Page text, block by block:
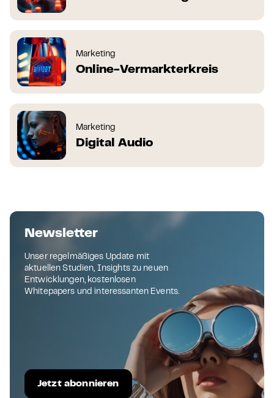
Marketing
Online-Vermarkterkreis
Marketing
Digital Audio
Newsletter
Unser regelmäßiges Update mit
aktuellen Studien, Insights zu neuen
Entwicklungen, kostenlosen
Whitepapers und interessanten Events.
Jetzt abonnieren